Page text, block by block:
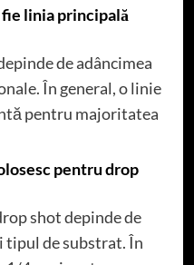
fie linia principală
de adâncimea
În general, o linie
pentru majoritatea
pentru drop
shot depinde de
tipul de substrat. În